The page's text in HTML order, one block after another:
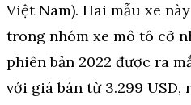
Việt Nam). Hai mẫu xe
trong nhóm xe mô tô cỡ
phiên bản 2022 được ra
với giá bán từ 3.299 USD,